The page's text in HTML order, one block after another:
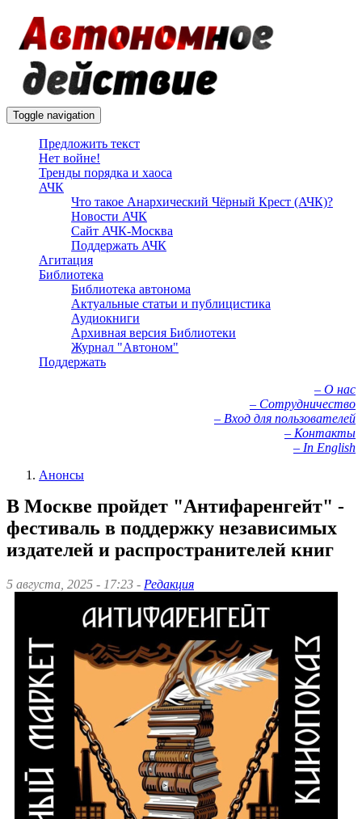
Перейти
основному
содержанию
Toggle navigation
Предложить текст
Нет войне!
Тренды порядка и хаоса
АЧК
Что такое Анархический Чёрный Крест (АЧК)?
Новости АЧК
Сайт АЧК-Москва
Поддержать АЧК
Агитация
Библиотека
Библиотека автонома
Актуальные статьи и публицистика
Аудиокниги
Архивная версия Библиотеки
Журнал "Автоном"
Поддержать
– О нас
– Сотрудничество
– Вход для пользователей
– Контакты
– In English
Анонсы
В Москве пройдет "Антифаренгейт" -
фестиваль в поддержку независимых
издателей и распространителей книг
5 августа, 2025 - 17:23 - Редакция